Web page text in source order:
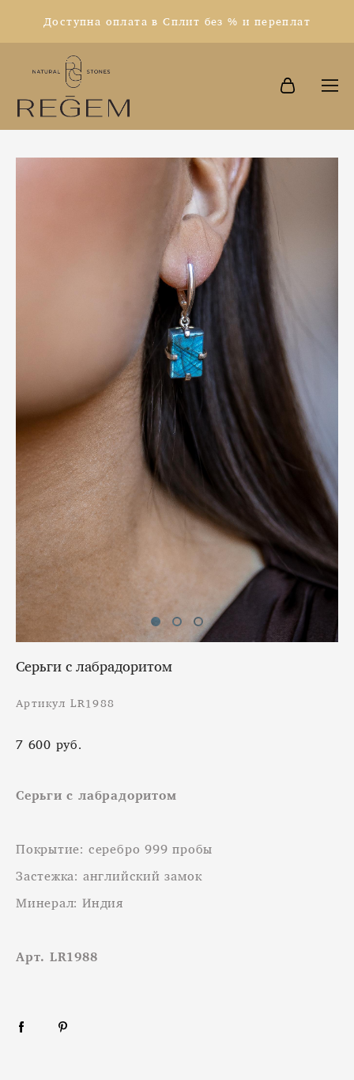
Доступна оплата в Сплит без % и переплат
Серьги с лабрадоритом
Артикул LR1988
7 600 pуб.
Cерьги с лабрадоритом
Покрытие: серебро 999 пробы
Застежка: английский замок
Минерал: Индия
Арт. LR1988